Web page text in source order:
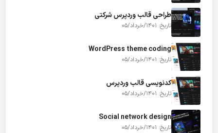
طراحی قالب وردپرس شرکتی
تاریخ: 1401/خرداد/05
WordPress theme coding
تاریخ: 1401/خرداد/05
کدنویسی قالب وردپرس
تاریخ: 1401/خرداد/05
Social network design
تاریخ: 1401/خرداد/05